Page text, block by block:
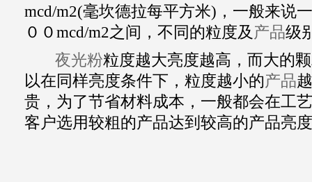
mcd/m2(毫坎德拉每平方米)，一般来说
００mcd/m2之间，不同的粒度及 产品级
夜光粉粒度越大亮度越高，而大的
以在同样亮度条件下，粒度越小的产品
贵，为了节省材料成本，一般都会在工
客户选用较粗的产品达到较高的产品亮